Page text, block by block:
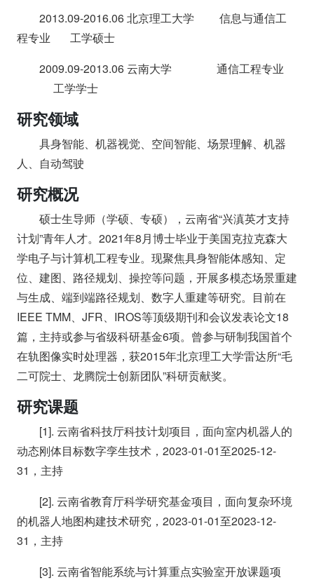
2013.09-2016.06 北京理工大学 信息与通信工
程专业 工学硕士
2009.09-2013.06 云南大学 通信工程专业
工学学士
研究领域
具身智能、机器视觉、空间智能、场景理解、机器
人、自动驾驶
研究概况
硕士生导师（学硕、专硕），云南省“兴滇英才支持
计划”青年人才。2021年8月博士毕业于美国克拉克森大
学电子与计算机工程专业。现聚焦具身智能体感知、定
位、建图、路径规划、操控等问题，开展多模态场景重建
与生成、端到端路径规划、数字人重建等研究。目前在
IEEE TMM、JFR、IROS等顶级期刊和会议发表论文18
篇，主持或参与省级科研基金6项。曾参与研制我国首个
在轨图像实时处理器，获2015年北京理工大学雷达所“毛
二可院士、龙腾院士创新团队”科研贡献奖。
研究课题
[1]. 云南省科技厅科技计划项目，⾯向室内机器⼈的
动态刚体⽬标数字孪⽣技术，2023-01-01至2025-12-
31，主持
[2]. 云南省教育厅科学研究基金项目，⾯向复杂环境
的机器⼈地图构建技术研究，2023-01-01至2023-12-
31，主持
[3]. 云南省智能系统与计算重点实验室开放课题项